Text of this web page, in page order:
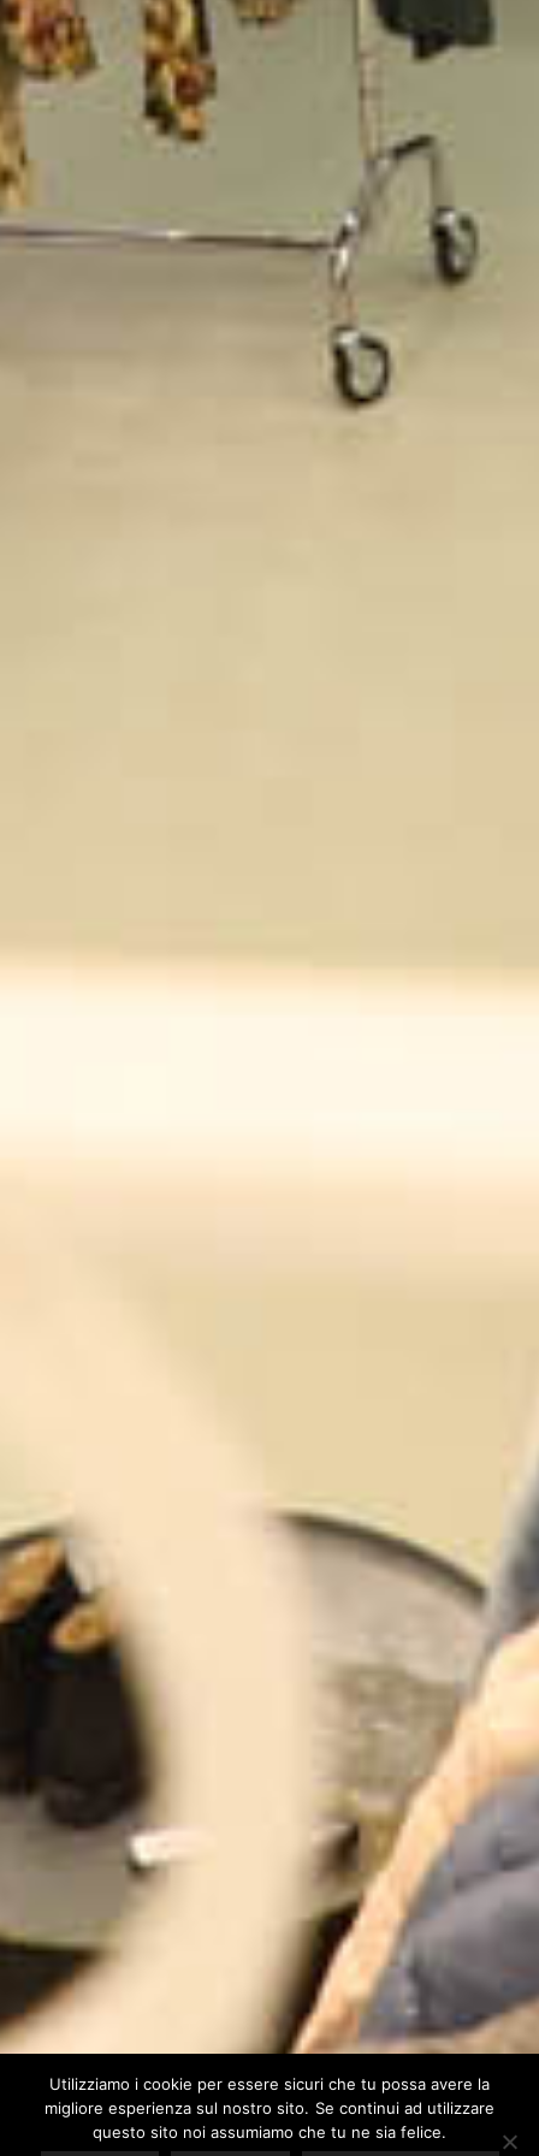
Our site uses cookies. Learn more about our use of cookies:cookie
Utilizziamo i cookie per essere sicuri che tu possa avere la
migliore esperienza sul nostro sito. Se continui ad utilizzare
questo sito noi assumiamo che tu ne sia felice.